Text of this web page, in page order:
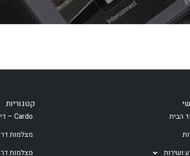
הבית
ושירות
קטגוריות
Cardo – דיבוריות לקסדה
מצלמות
מצלמות